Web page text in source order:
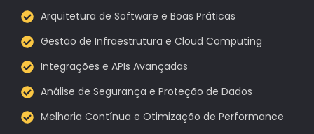
Arquitetura de Software e Boas Práticas
Gestão de Infraestrutura e Cloud Computing
Integrações e APIs Avançadas
Análise de Segurança e Proteção de Dados
Melhoria Contínua e Otimização de Performance